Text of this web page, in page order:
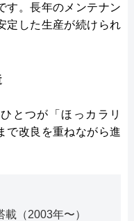
す。長年のメンテナン
定した生産が続けられ
とつが「ほっカラリ
で改良を重ねながら進
（2003年〜）